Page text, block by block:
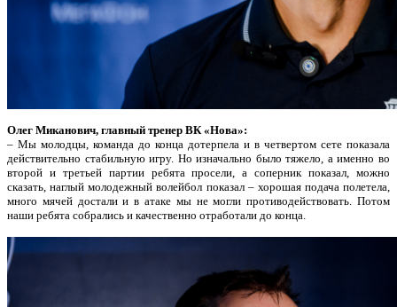
Олег Миканович, главный тренер ВК «Нова»:
– Мы молодцы, команда до конца дотерпела и в четвертом сете показала
действительно стабильную игру. Но изначально было тяжело, а именно во
второй и третьей партии ребята просели, а соперник показал, можно
сказать, наглый молодежный волейбол показал – хорошая подача полетела,
много мячей достали и в атаке мы не могли противодействовать. Потом
наши ребята собрались и качественно отработали до конца.